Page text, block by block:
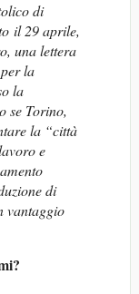
di
il 29 aprile,
una lettera
la
la
se Torino,
la “città
e
di
vantaggio